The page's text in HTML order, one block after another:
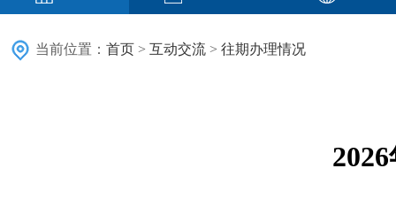
当前位置： 首页 > 互动交流 > 往期办理情况